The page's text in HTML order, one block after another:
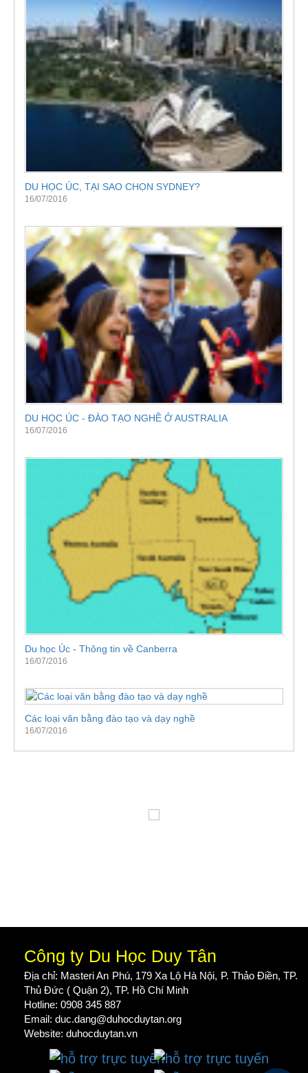
DU HỌC ÚC, TẠI SAO CHỌN SYDNEY?
16/07/2016
DU HỌC ÚC - ĐÀO TẠO NGHỀ Ở AUSTRALIA
16/07/2016
Du học Úc - Thông tin về Canberra
16/07/2016
Các loại văn bằng đào tạo và dạy nghề
16/07/2016
Công ty Du Học Duy Tân
Địa chỉ: Masteri An Phú, 179 Xa Lộ Hà Nội, P. Thảo Điền, TP.
Thủ Đức ( Quận 2), TP. Hồ Chí Minh
Hotline: 0908 345 887
Email: duc.dang@duhocduytan.org
Website: duhocduytan.vn